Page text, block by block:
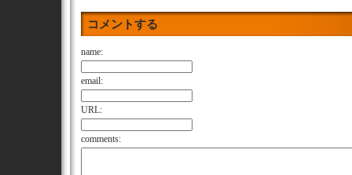
コメントする
name:
email:
URL:
comments: